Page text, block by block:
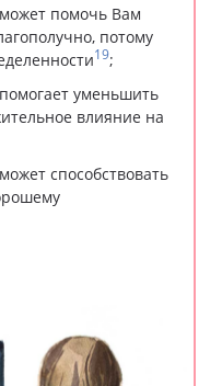
помочь Вам
потому
19;
уменьшить
влияние на
способствовать